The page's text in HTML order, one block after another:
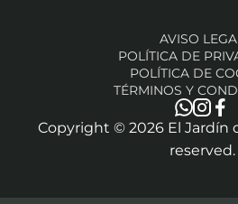
Copyright © 2026 El Jardín
reserved.
AVISO
POLÍTICA DE
POLÍTICA DE
TÉRMINOS Y